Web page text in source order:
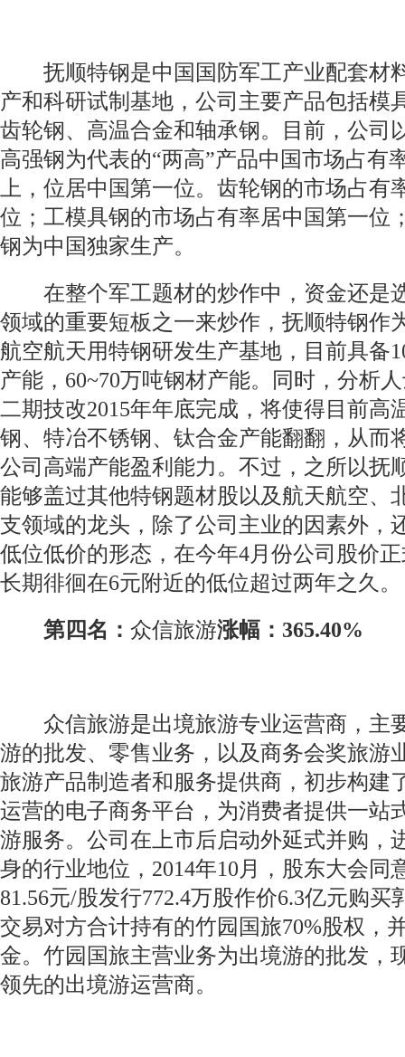
抚顺特钢是中国国防军工产业配套材
产和科研试制基地，公司主要产品包括模
齿轮钢、高温合金和轴承钢。目前，公司
高强钢为代表的“两高”产品中国市场占有
上，位居中国第一位。齿轮钢的市场占有
位；工模具钢的市场占有率居中国第一位
钢为中国独家生产。
在整个军工题材的炒作中，资金还是
领域的重要短板之一来炒作，抚顺特钢作
航空航天用特钢研发生产基地，目前具备
产能，60~70万吨钢材产能。同时，分析
二期技改2015年年底完成，将使得目前高
钢、特冶不锈钢、钛合金产能翻翻，从而
公司高端产能盈利能力。不过，之所以抚
能够盖过其他特钢题材股以及航天航空、
支领域的龙头，除了公司主业的因素外，
低位低价的形态，在今年4月份公司股价
长期徘徊在6元附近的低位超过两年之久。
第四名： 众信旅游涨幅：365.40%
众信旅游是出境旅游专业运营商，主
游的批发、零售业务，以及商务会奖旅游
旅游产品制造者和服务提供商，初步构建
运营的电子商务平台，为消费者提供一站
游服务。公司在上市后启动外延式并购，
身的行业地位，2014年10月，股东大会同
81.56元/股发行772.4万股作价6.3亿元购买
交易对方合计持有的竹园国旅70%股权，
金。竹园国旅主营业务为出境游的批发，
领先的出境游运营商。